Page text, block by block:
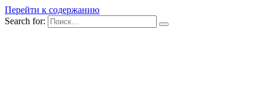
Перейти к содержанию
Search for: